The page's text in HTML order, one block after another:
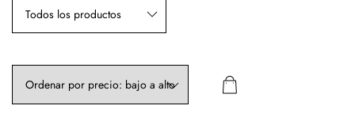
Todos los productos